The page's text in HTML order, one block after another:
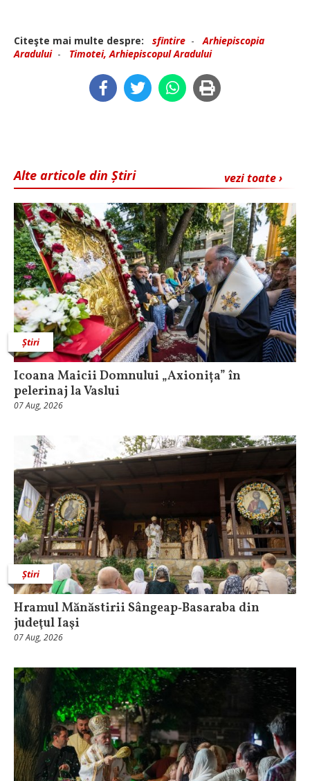
Citeşte mai multe despre: sfintire -Arhiepiscopia
Aradului- Timotei, Arhiepiscopul Aradului
vezi toate ›
Alte articole din Știri
Știri
Icoana Maicii Domnului „Axionița” în
pelerinaj la Vaslui
07 Aug, 2026
Știri
Hramul Mănăstirii Sângeap‑Basaraba din
judeţul Iaşi
07 Aug, 2026